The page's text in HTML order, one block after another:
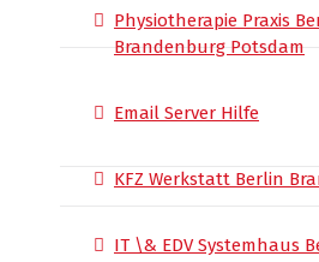
Physiotherapie Praxis
Brandenburg Potsdam
Email Server Hilfe
KFZ Werkstatt Berlin
IT \& EDV Systemhaus